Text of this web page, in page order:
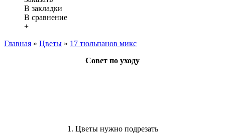
В закладки
В сравнение
+
Главная » Цветы » 17 тюльпанов микс
Совет по уходу
1. Цветы нужно подрезать